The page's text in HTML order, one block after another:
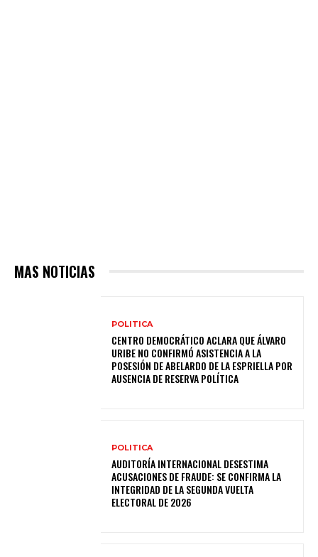
MAS NOTICIAS
POLITICA
CENTRO DEMOCRÁTICO ACLARA QUE ÁLVARO
URIBE NO CONFIRMÓ ASISTENCIA A LA
POSESIÓN DE ABELARDO DE LA ESPRIELLA POR
AUSENCIA DE RESERVA POLÍTICA
POLITICA
AUDITORÍA INTERNACIONAL DESESTIMA
ACUSACIONES DE FRAUDE: SE CONFIRMA LA
INTEGRIDAD DE LA SEGUNDA VUELTA
ELECTORAL DE 2026